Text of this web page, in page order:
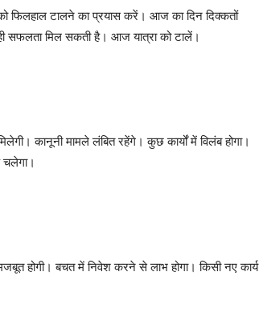
को फिलहाल टालने का प्रयास करें। आज का दिन दिक्कतों
सफलता मिल सकती है। आज यात्रा को टालें।
कानूनी मामले लंबित रहेंगे। कुछ कार्यों में विलंब होगा।
चलेगा।
होगी। बचत में निवेश करने से लाभ होगा। किसी नए कार्य